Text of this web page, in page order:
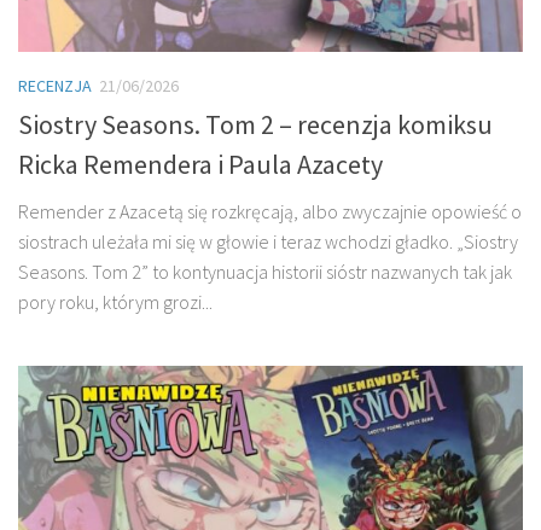
RECENZJA 21/06/2026
Siostry Seasons. Tom 2 – recenzja komiksu
Ricka Remendera i Paula Azacety
Remender z Azacetą się rozkręcają, albo zwyczajnie opowieść o
siostrach uleżała mi się w głowie i teraz wchodzi gładko. „Siostry
Seasons. Tom 2” to kontynuacja historii sióstr nazwanych tak jak
pory roku, którym grozi...